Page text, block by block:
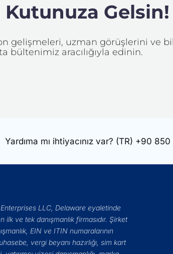
Kutunuza Gelsin!
gelişmeleri, uzman görüşlerini ve
bültenimiz aracılığıyla edinin.
Yardıma mı ihtiyacınız var? (TR) +90 850
LLC, Delaware eyaletinde
ve tek danışmanlık firmasıdır. Şirket
EIN ve ITIN numaralarının
vergi beyanı hazırlığı, sim kart